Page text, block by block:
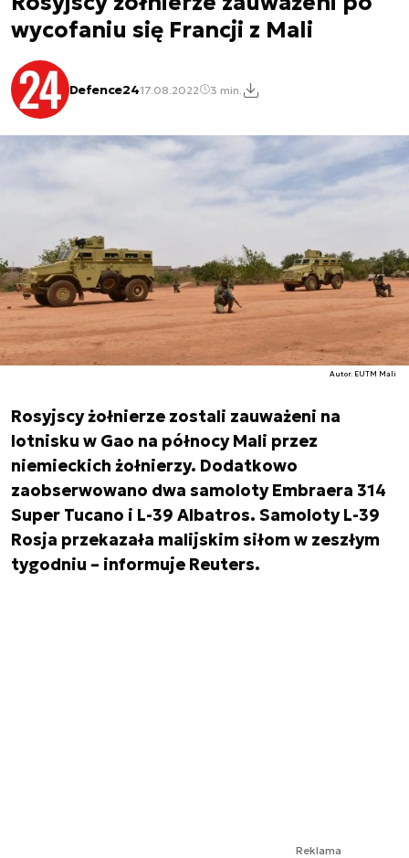
wycofaniu się Francji z Mali
Defence2417.08.2022 3 min.
Autor. EUTM Mali
Rosyjscy żołnierze zostali zauważeni na
lotnisku w Gao na północy Mali przez
niemieckich żołnierzy. Dodatkowo
zaobserwowano dwa samoloty Embraera 314
Super Tucano i L-39 Albatros. Samoloty L-39
Rosja przekazała malijskim siłom w zeszłym
tygodniu – informuje Reuters.
Reklama